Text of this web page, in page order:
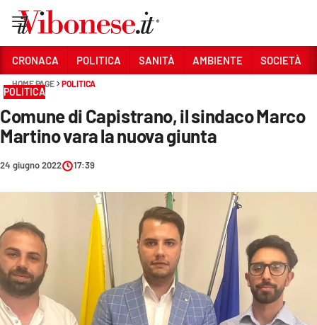
Sezioni
CRONACA
POLITICA
SANITÀ
SOCIETÀ
CULTURA
ECONOMIA E LAVORO
CRONACA POLITICA SANITÀ AMBIENTE SOCIETÀ
HOME PAGE POLITICA
POLITICA
Comune di Capistrano, il sindaco Marco
Martino vara la nuova giunta
24 giugno 2022 17:39